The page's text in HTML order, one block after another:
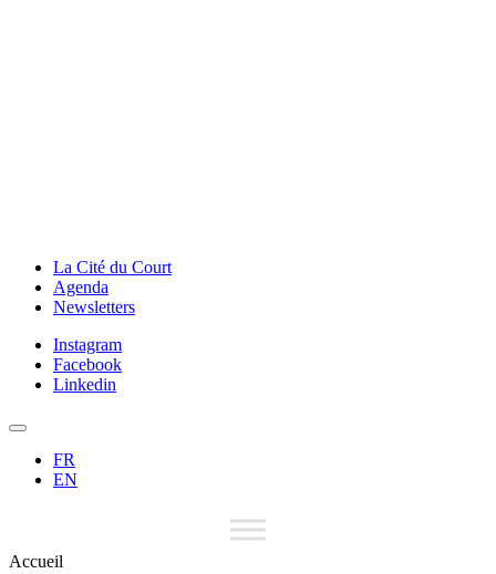
La Cité du Court
Agenda
Newsletters
Instagram
Facebook
Linkedin
FR
EN
Accueil